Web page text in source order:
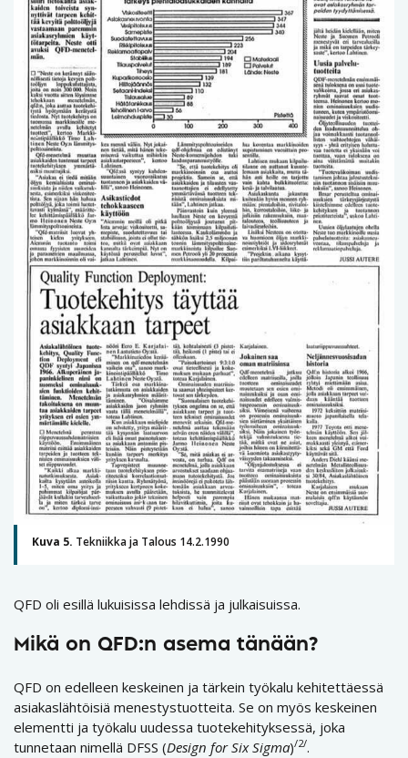
Kuva 5. Tekniikka ja Talous 14.2.1990
QFD oli esillä lukuisissa lehdissä ja julkaisuissa.
Mikä on QFD:n asema tänään?
QFD on edelleen keskeinen ja tärkein työkalu kehitettäessä
asiakaslähtöisiä menestystuotteita. Se on myös keskeinen
elementti ja työkalu uudessa tuotekehityksessä, joka
tunnetaan nimellä DFSS (Design for Six Sigma)/2/.